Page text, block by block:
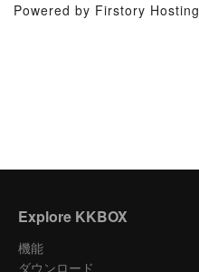
Powered by Firstory Hosting
Explore KKBOX
機能
ダウンロード